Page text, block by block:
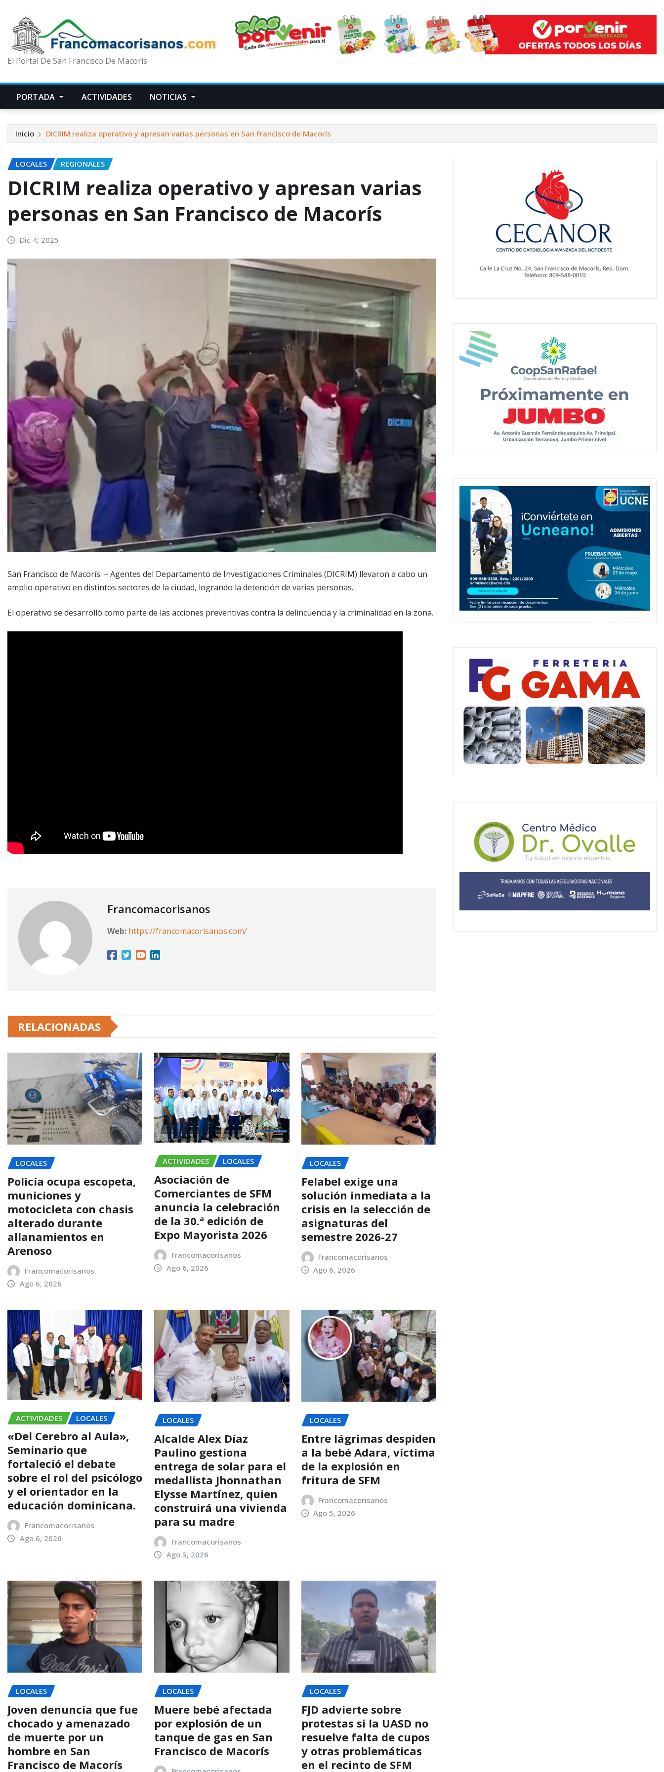
El Portal De San Francisco De Macorís
PORTADA ACTIVIDADES NOTICIAS
Inicio DICRIM realiza operativo y apresan varias personas en San Francisco de Macorís
LOCALES REGIONALES
DICRIM realiza operativo y apresan varias
personas en San Francisco de Macorís
Dic 4, 2025
San Francisco de Macorís. – Agentes del Departamento de Investigaciones Criminales (DICRIM) llevaron a cabo un
amplio operativo en distintos sectores de la ciudad, logrando la detención de varias personas.
El operativo se desarrolló como parte de las acciones preventivas contra la delincuencia y la criminalidad en la zona.
Francomacorisanos
Web: https://francomacorisanos.com/
RELACIONADAS
LOCALES
Policía ocupa escopeta,
municiones y
motocicleta con chasis
alterado durante
allanamientos en
Arenoso
Francomacorisanos
Ago 6, 2026
ACTIVIDADES LOCALES
Asociación de
Comerciantes de SFM
anuncia la celebración
de la 30.ª edición de
Expo Mayorista 2026
Francomacorisanos
Ago 6, 2026
LOCALES
Felabel exige una
solución inmediata a la
crisis en la selección de
asignaturas del
semestre 2026-27
Francomacorisanos
Ago 6, 2026
ACTIVIDADES LOCALES
«Del Cerebro al Aula»,
Seminario que
fortaleció el debate
sobre el rol del psicólogo
y el orientador en la
educación dominicana.
Francomacorisanos
Ago 6, 2026
LOCALES
Alcalde Alex Díaz
Paulino gestiona
entrega de solar para el
medallista Jhonnathan
Elysse Martínez, quien
construirá una vivienda
para su madre
Francomacorisanos
Ago 5, 2026
LOCALES
Entre lágrimas despiden
a la bebé Adara, víctima
de la explosión en
fritura de SFM
Francomacorisanos
Ago 5, 2026
LOCALES
Joven denuncia que fue
chocado y amenazado
de muerte por un
hombre en San
Francisco de Macorís
LOCALES
Muere bebé afectada
por explosión de un
tanque de gas en San
Francisco de Macorís
LOCALES
FJD advierte sobre
protestas si la UASD no
resuelve falta de cupos
y otras problemáticas
en el recinto de SFM